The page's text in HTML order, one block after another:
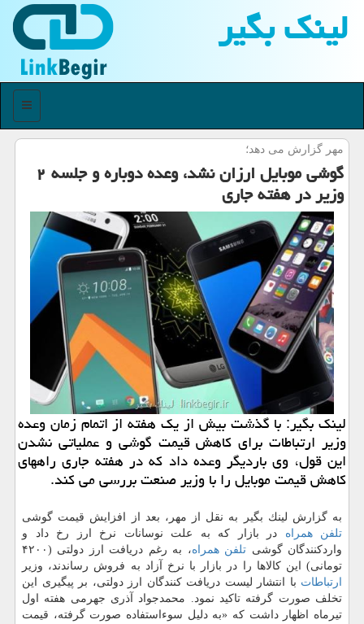
لینك بگیر
منو
مهر گزارش می دهد؛
گوشی موبایل ارزان نشد، وعده دوباره و جلسه ۲
وزیر در هفته جاری
لینك بگیر: با گذشت بیش از یك هفته از اتمام زمان وعده
وزیر ارتباطات برای كاهش قیمت گوشی و عملیاتی نشدن
این قول، وی باردیگر وعده داد كه در هفته جاری راههای
كاهش قیمت موبایل را با وزیر صنعت بررسی می كند.
به گزارش لینك بگیر به نقل از مهر، بعد از افزایش قیمت گوشی
تلفن همراه در بازار كه به علت نوسانات نرخ ارز رخ داد و
واردكنندگان گوشی تلفن همراه
، به رغم دریافت ارز دولتی (۴۲۰۰
تومانی) این كالاها را در بازار با نرخ آزاد به فروش رساندند، وزیر
ارتباطات با انتشار لیست دریافت كنندگان ارز دولتی، بر پیگیری این
تخلف صورت گرفته تاكید نمود. محمدجواد آذری جهرمی هفته اول
تیرماه اظهار داشت كه «به دلیل سوءاستفاده صورت گرفته، قیمت